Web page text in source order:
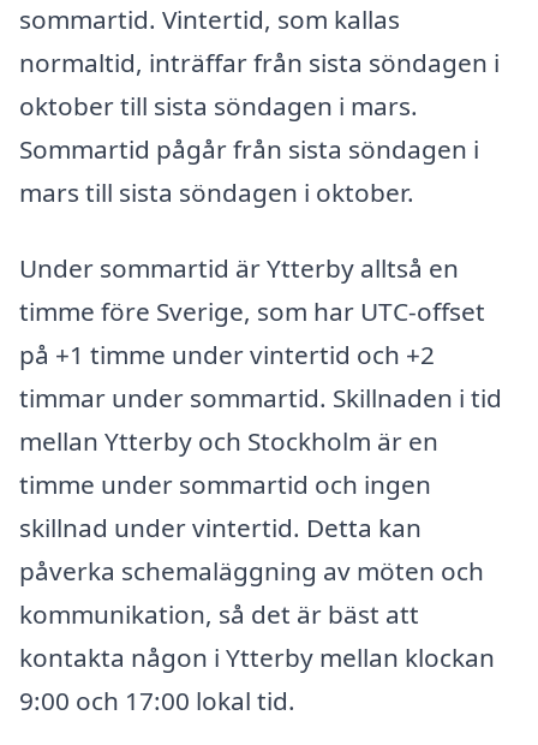
sommartid. Vintertid, som kallas
normaltid, inträffar från sista söndagen i
oktober till sista söndagen i mars.
Sommartid pågår från sista söndagen i
mars till sista söndagen i oktober.
Under sommartid är Ytterby alltså en
timme före Sverige, som har UTC-offset
på +1 timme under vintertid och +2
timmar under sommartid. Skillnaden i tid
mellan Ytterby och Stockholm är en
timme under sommartid och ingen
skillnad under vintertid. Detta kan
påverka schemaläggning av möten och
kommunikation, så det är bäst att
kontakta någon i Ytterby mellan klockan
9:00 och 17:00 lokal tid.